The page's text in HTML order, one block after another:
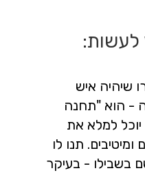
שיהיה איש
- הוא "תחנה
למלא את
תנו לו
בשבילו - בעיקר